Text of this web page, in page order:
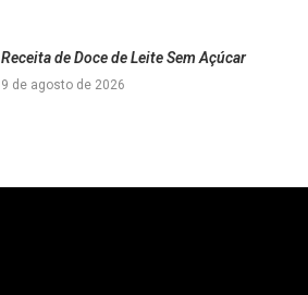
Receita de Doce de Leite Sem Açúcar
9 de agosto de 2026